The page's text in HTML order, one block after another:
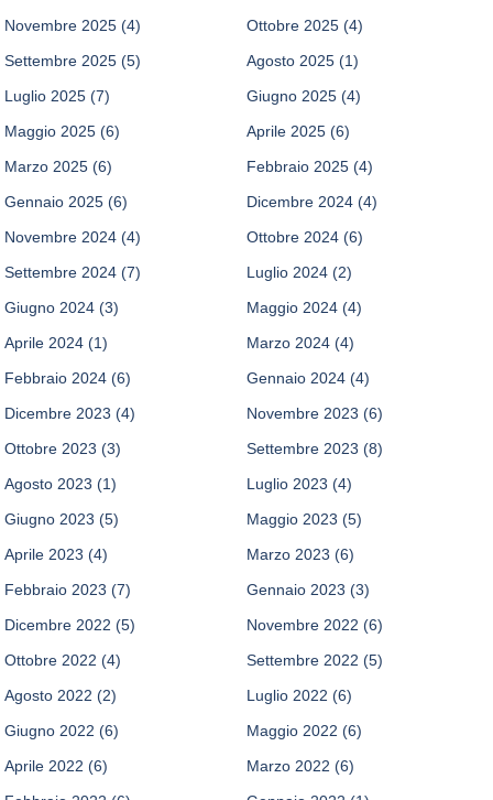
Novembre 2025 (4) Ottobre 2025 (4)
Settembre 2025 (5) Agosto 2025 (1)
Luglio 2025 (7) Giugno 2025 (4)
Maggio 2025 (6) Aprile 2025 (6)
Marzo 2025 (6) Febbraio 2025 (4)
Gennaio 2025 (6) Dicembre 2024 (4)
Novembre 2024 (4) Ottobre 2024 (6)
Settembre 2024 (7) Luglio 2024 (2)
Giugno 2024 (3) Maggio 2024 (4)
Aprile 2024 (1) Marzo 2024 (4)
Febbraio 2024 (6) Gennaio 2024 (4)
Dicembre 2023 (4) Novembre 2023 (6)
Ottobre 2023 (3) Settembre 2023 (8)
Agosto 2023 (1) Luglio 2023 (4)
Giugno 2023 (5) Maggio 2023 (5)
Aprile 2023 (4) Marzo 2023 (6)
Febbraio 2023 (7) Gennaio 2023 (3)
Dicembre 2022 (5) Novembre 2022 (6)
Ottobre 2022 (4) Settembre 2022 (5)
Agosto 2022 (2) Luglio 2022 (6)
Giugno 2022 (6) Maggio 2022 (6)
Aprile 2022 (6) Marzo 2022 (6)